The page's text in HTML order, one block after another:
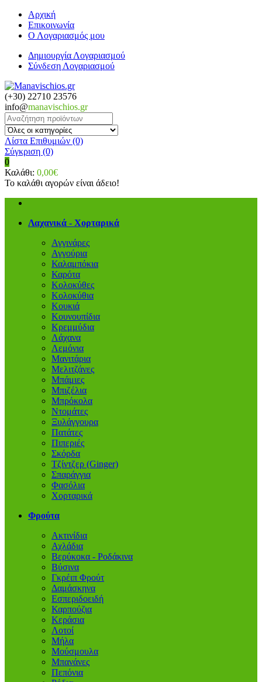
Αρχική
Επικοινωνία
Ο Λογαριασμός μου
Δημιουργία Λογαριασμού
Σύνδεση Λογαριασμού
(+30) 22710 23576
info@manavischios.gr
Λίστα Επιθυμιών (0)
Σύγκριση (0)
0
Καλάθι: 0,00€
Το καλάθι αγορών είναι άδειο!
Λαχανικά - Χορταρικά
Αγγινάρες
Αγγούρια
Καλαμπόκια
Καρότα
Κολοκύθες
Κολοκύθια
Κουκιά
Κουνουπίδια
Κρεμμύδια
Λάχανα
Λεμόνια
Μανιτάρια
Μελιτζάνες
Μπάμιες
Μπιζέλια
Μπρόκολα
Ντομάτες
Ξυλάγγουρα
Πατάτες
Πιπεριές
Σκόρδα
Τζίντζερ (Ginger)
Σπαράγγια
Φασόλια
Χορταρικά
Φρούτα
Ακτινίδια
Αχλάδια
Βερύκοκα - Ροδάκινα
Βύσινα
Γκρέιπ Φρούτ
Δαμάσκηνα
Εσπεριδοειδή
Καρπούζια
Κεράσια
Λοτοί
Μήλα
Μούσμουλα
Μπανάνες
Πεπόνια